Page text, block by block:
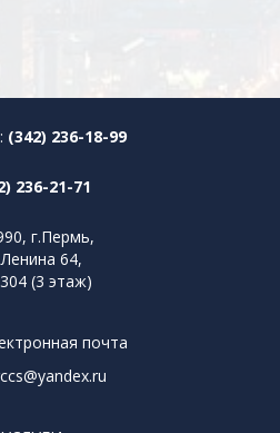
(342) 236-18-99
236-21-71
г.Пермь,
64,
(3 этаж)
почта